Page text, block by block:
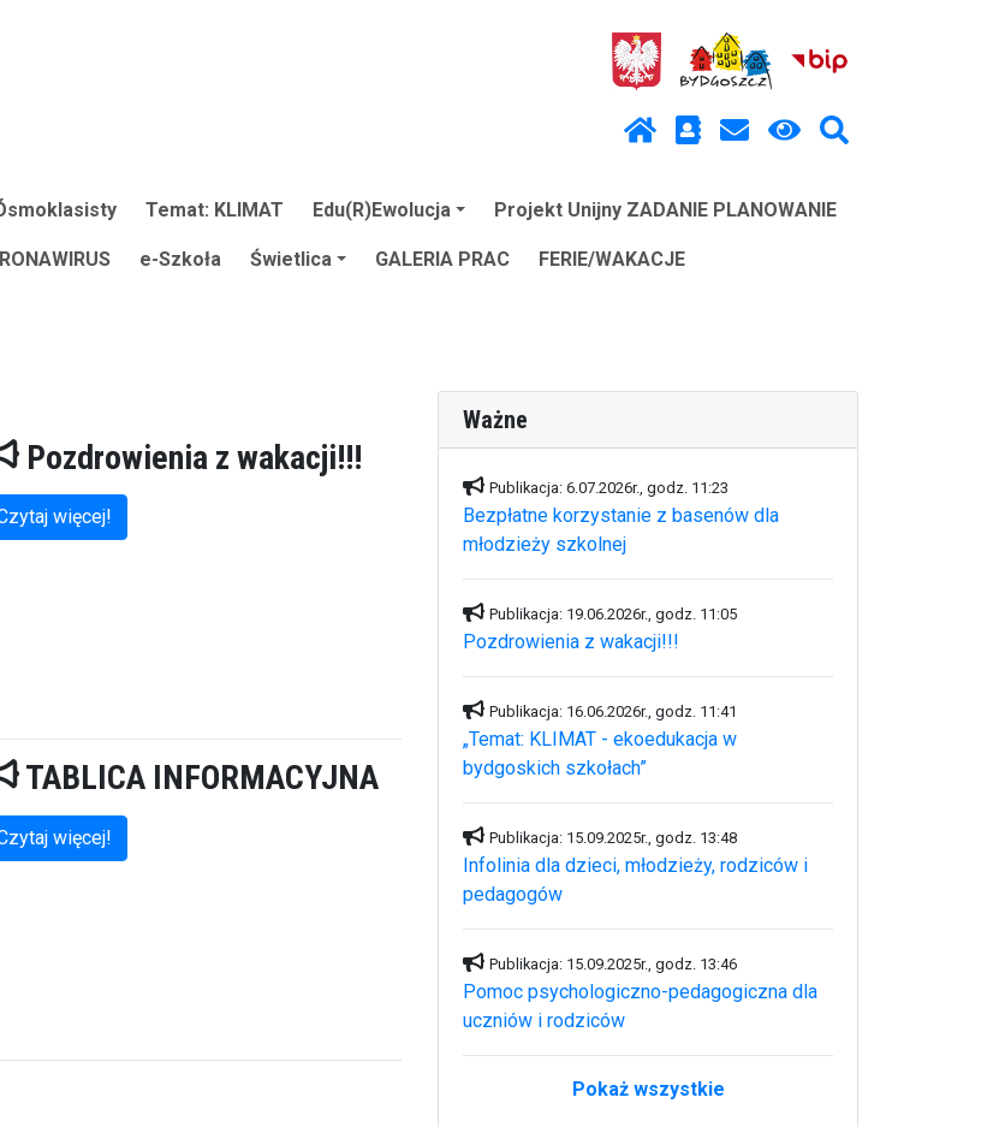
Temat: KLIMAT Edu(R)Ewolucja Projekt Unijny ZADANIE PLANOWANIE
e-Szkoła Świetlica GALERIA PRAC FERIE/WAKACJE
Pozdrowienia z wakacji!!!
więcej!
TABLICA INFORMACYJNA
więcej!
Ważne
Publikacja: 6.07.2026r., godz. 11:23
Bezpłatne korzystanie z basenów dla
młodzieży szkolnej
Publikacja: 19.06.2026r., godz. 11:05
Pozdrowienia z wakacji!!!
Publikacja: 16.06.2026r., godz. 11:41
„Temat: KLIMAT - ekoedukacja w
bydgoskich szkołach”
Publikacja: 15.09.2025r., godz. 13:48
Infolinia dla dzieci, młodzieży, rodziców i
pedagogów
Publikacja: 15.09.2025r., godz. 13:46
Pomoc psychologiczno-pedagogiczna dla
uczniów i rodziców
Pokaż wszystkie